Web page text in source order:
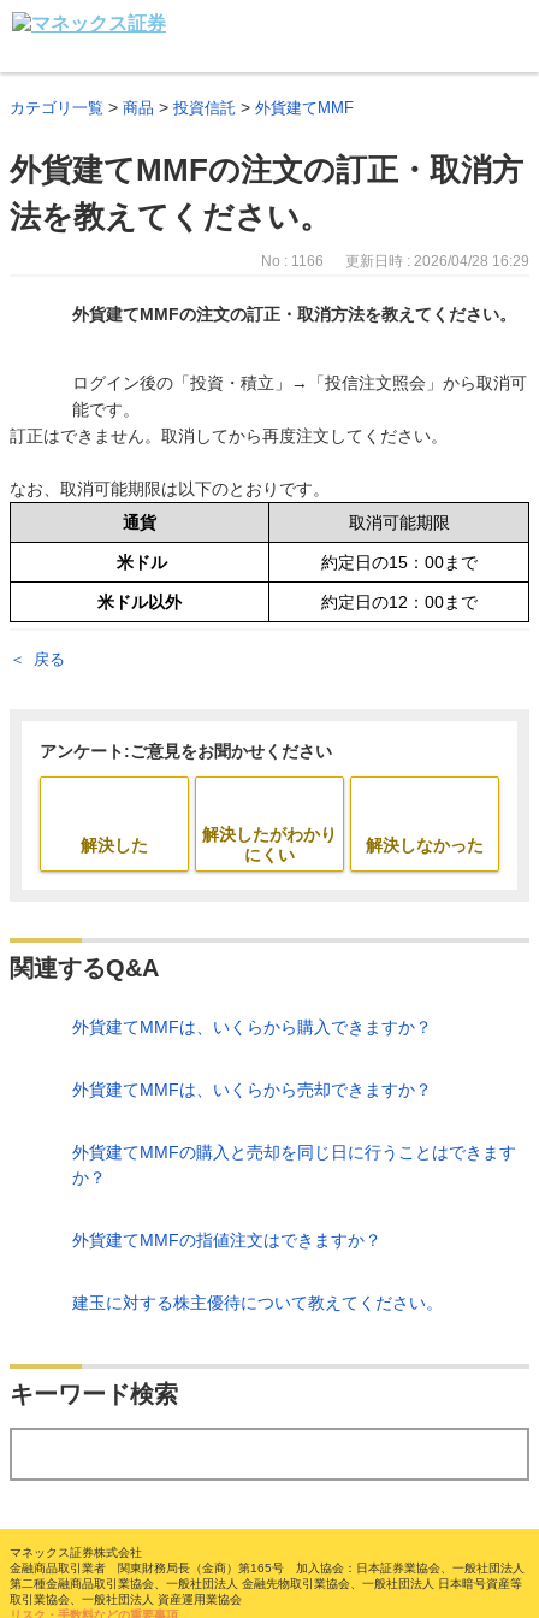
カテゴリ一覧 > 商品 > 投資信託 > 外貨建てMMF
外貨建てMMFの注文の訂正・取消方
法を教えてください。
No : 1166 更新日時 : 2026/04/28 16:29
外貨建てMMFの注文の訂正・取消方法を教えてください。
ログイン後の「投資・積立」→「投信注文照会」から取消可
能です。
訂正はできません。取消してから再度注文してください。
なお、取消可能期限は以下のとおりです。
通貨
取消可能期限
米ドル 約定日の15：00まで
米ドル以外 約定日の12：00まで
戻る
アンケート:ご意見をお聞かせください
解決した
解決したがわかり
にくい
解決しなかった
関連するQ&A
外貨建てMMFは、いくらから購入できますか？
外貨建てMMFは、いくらから売却できますか？
外貨建てMMFの購入と売却を同じ日に行うことはできます
か？
外貨建てMMFの指値注文はできますか？
建玉に対する株主優待について教えてください。
キーワード検索
マネックス証券株式会社
金融商品取引業者 関東財務局長（金商）第165号 加入協会：日本証券業協会、一般社団法人
第二種金融商品取引業協会、一般社団法人 金融先物取引業協会、一般社団法人 日本暗号資産等
取引業協会、一般社団法人 資産運用業協会
リスク・手数料などの重要事項